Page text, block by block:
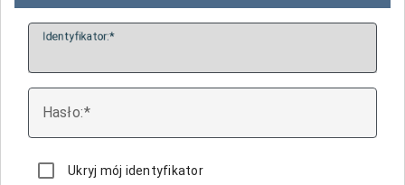
Identyfikator:
Hasło:
Ukryj mój identyfikator